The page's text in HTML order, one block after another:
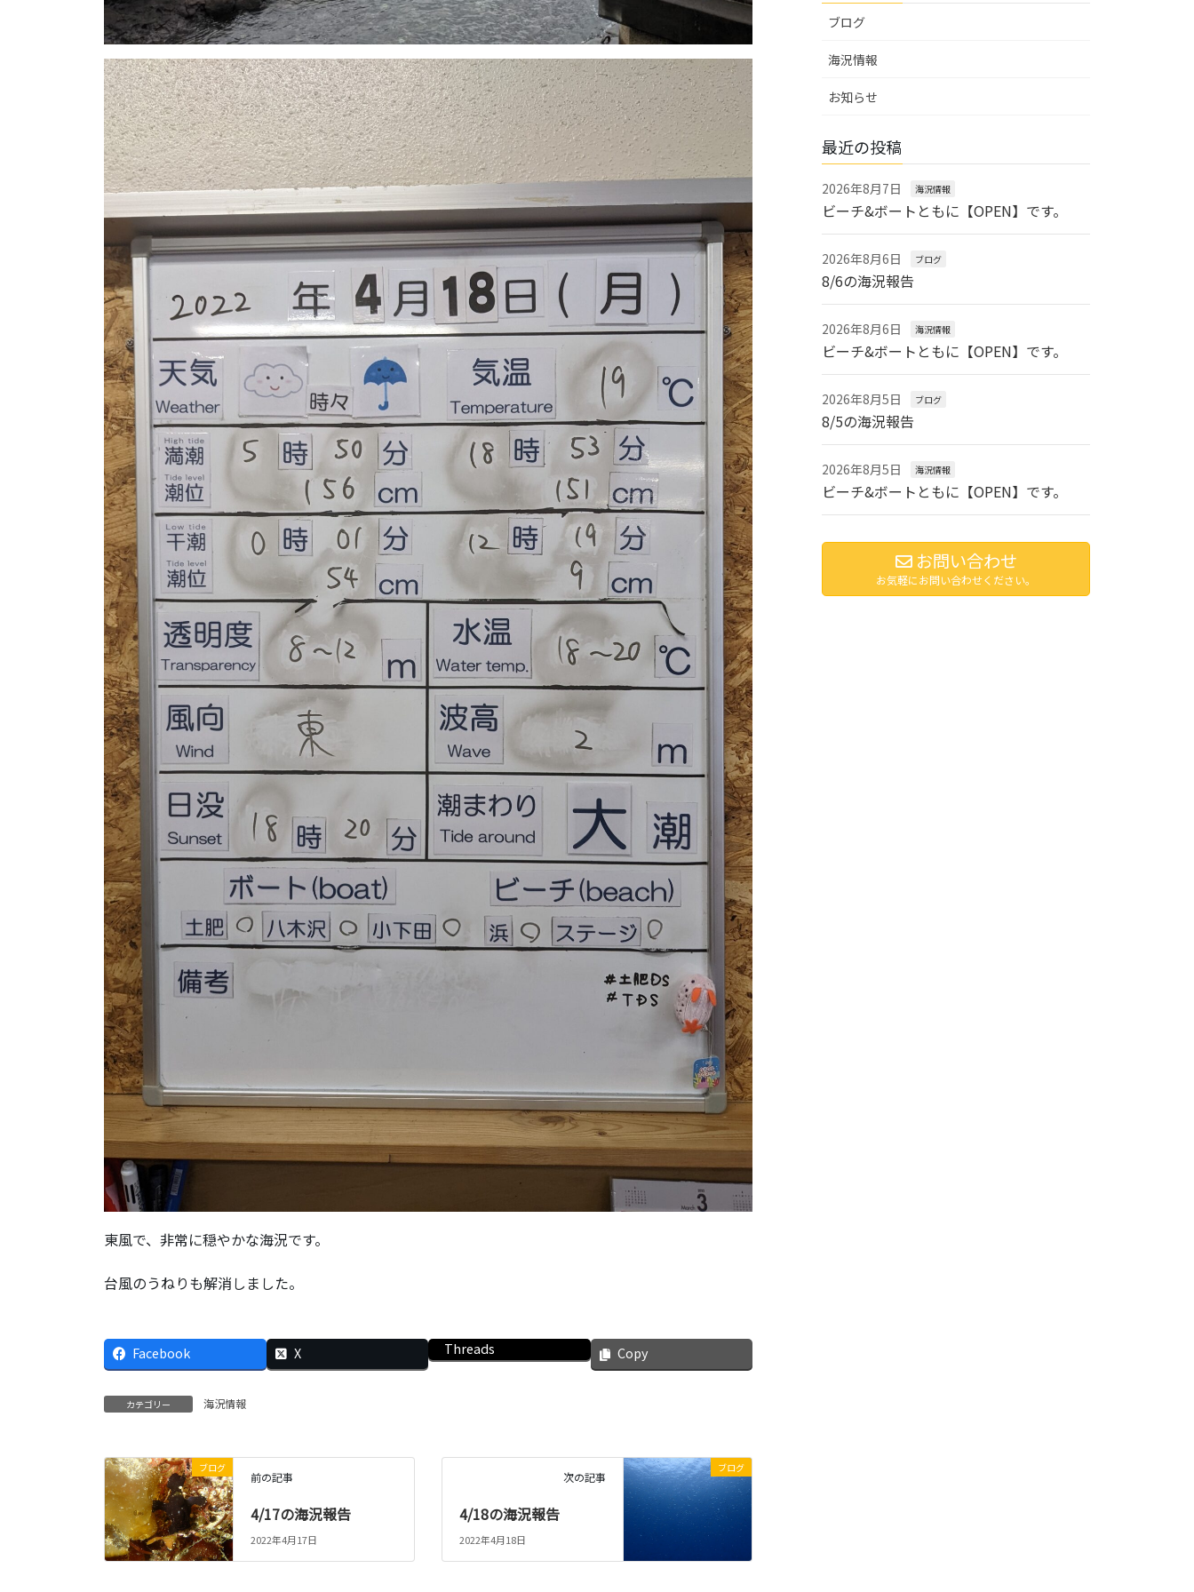
東風で、非常に穏やかな海況です。
台風のうねりも解消しました。
Facebook X Threads Copy
カテゴリー 海況情報
ブログ
前の記事
4/17の海況報告
2022年4月17日
ブログ
次の記事
4/18の海況報告
2022年4月18日
ブログ
海況情報
お知らせ
最近の投稿
2026年8月7日 海況情報
ビーチ&ボートともに【OPEN】です。
2026年8月6日 ブログ
8/6の海況報告
2026年8月6日 海況情報
ビーチ&ボートともに【OPEN】です。
2026年8月5日 ブログ
8/5の海況報告
2026年8月5日 海況情報
ビーチ&ボートともに【OPEN】です。
お問い合わせ
お気軽にお問い合わせください。